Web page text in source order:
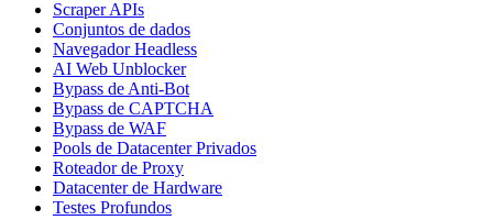
Scraper APIs
Conjuntos de dados
Navegador Headless
AI Web Unblocker
Bypass de Anti-Bot
Bypass de CAPTCHA
Bypass de WAF
Pools de Datacenter Privados
Roteador de Proxy
Datacenter de Hardware
Testes Profundos